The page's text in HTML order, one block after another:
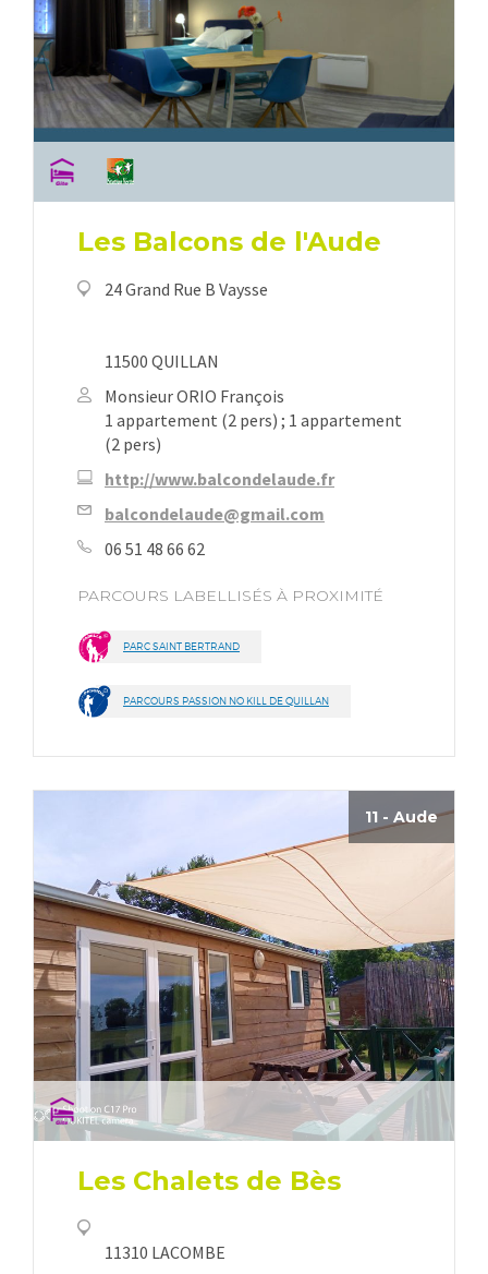
Les Balcons de l'Aude
24 Grand Rue B Vaysse
11500 QUILLAN
Monsieur ORIO François
1 appartement (2 pers) ; 1 appartement
(2 pers)
http://www.balcondelaude.fr
balcondelaude@gmail.com
06 51 48 66 62
PARCOURS LABELLISÉS À PROXIMITÉ
PARC SAINT BERTRAND
PARCOURS PASSION NO KILL DE QUILLAN
11 - Aude
Les Chalets de Bès
11310 LACOMBE